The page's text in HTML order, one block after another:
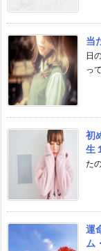
当
日
っ
初
生
た
運
ム